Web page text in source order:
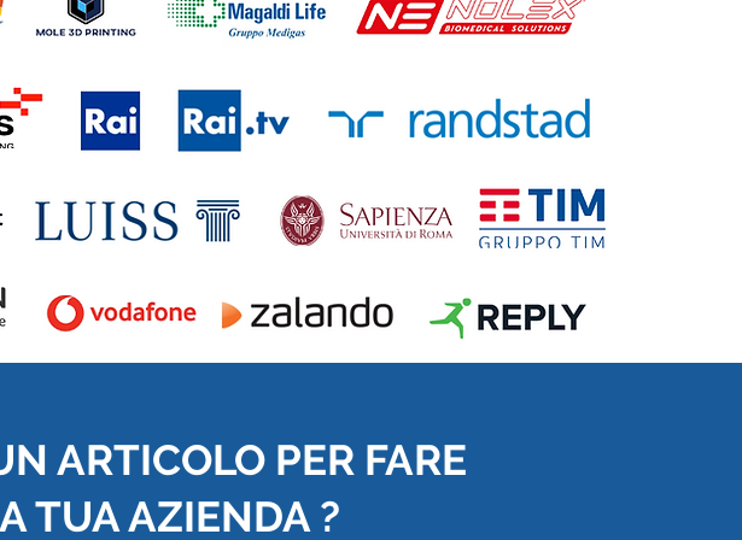
ARTICOLO PER FARE
TUA AZIENDA ?